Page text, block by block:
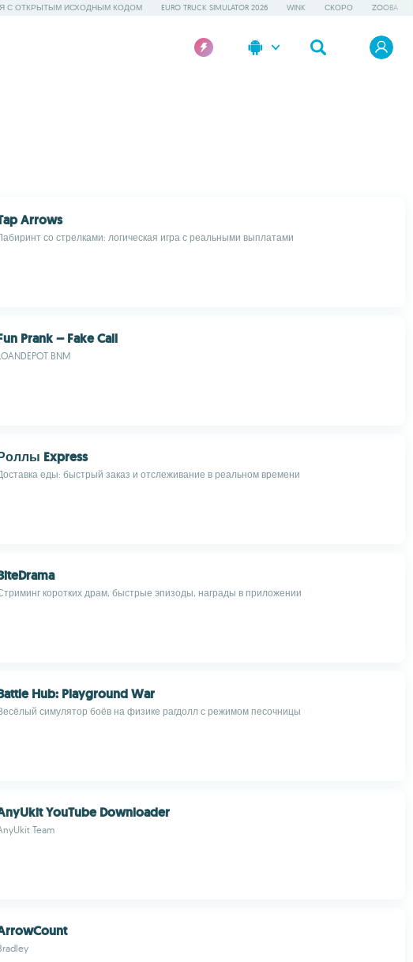
С ОТКРЫТЫМ ИСХОДНЫМ КОДОМ EURO TRUCK SIMULATOR 2026 WINK СКОРО ZOOBA
Arrows
со стрелками: логическая игра с реальными выплатами
Prank – Fake Call
BNM
Express
еды: быстрый заказ и отслеживание в реальном времени
коротких драм, быстрые эпизоды, награды в приложении
Hub: Playground War
симулятор боёв на физике рагдолл с режимом песочницы
YouTube Downloader
Team